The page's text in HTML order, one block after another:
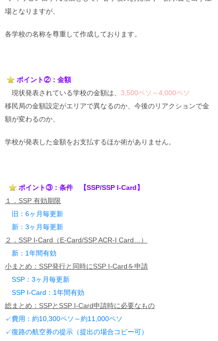
場となりますが、
各学校の名称を尊重して作成しております。
ポイント②：金額
現状発表されている学校の金額は、 3,500ペソ～4,000ペソ
移民局の金額設定がエリアで異なるのか、今後のリアクションで金
額が変わるのか、
学校が発表した金額をお支払するほか術がありません。
ポイント③：条件 【SSP/SSP I-Card】
１．SSP 有効期限
旧：6ヶ月毎更新
新：3ヶ月毎更新
２．SSP I-Card（E-Card/SSP ACR-I Card…）
新：1年間有効
小まとめ：SSP発行と同時にSSP I-Cardを申請
SSP：3ヶ月毎更新
SSP I-Card：1年間有効
総まとめ：SSPとSSP I-Card申請時に必要なもの
✓費用：約10,300ペソ～約11,000ペソ
✓復路の航空券の提示（提出の場合コピー可）